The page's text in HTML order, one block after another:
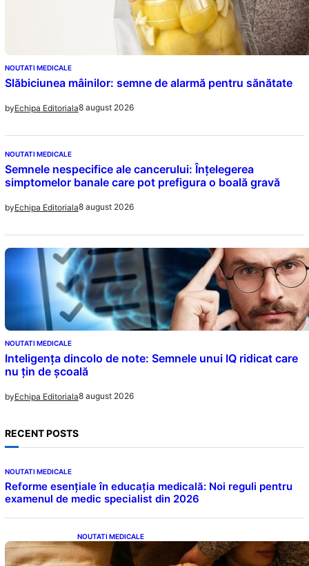
NOUTATI MEDICALE
Slăbiciunea mâinilor: semne de alarmă pentru sănătate
byEchipa Editoriala8 august 2026
NOUTATI MEDICALE
Semnele nespecifice ale cancerului: Înțelegerea
simptomelor banale care pot prefigura o boală gravă
byEchipa Editoriala8 august 2026
NOUTATI MEDICALE
Inteligența dincolo de note: Semnele unui IQ ridicat care
nu țin de școală
byEchipa Editoriala8 august 2026
RECENT POSTS
NOUTATI MEDICALE
Reforme esențiale în educația medicală: Noi reguli pentru
examenul de medic specialist din 2026
NOUTATI MEDICALE
Somnul Sănătos: Câte Ore Trebuie Să Dormi